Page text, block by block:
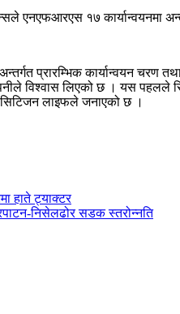
१७ कार्यान्वयनमा
प्रारम्भिक कार्यान्वयन चरण
विश्वास लिएको छ । यस पहलले
सिटिजन लाइफले जनाएको छ ।
हाते ट्याक्टर
निसेलढोर सडक स्तरोन्नति